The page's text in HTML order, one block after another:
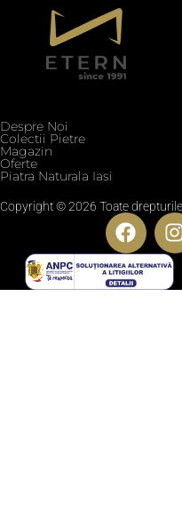
Termeni si conditii
Politica de confidentialitate
Despre Noi
Colectii Pietre
Magazin
Oferte
Piatra Naturala Iasi
Copyright © 2026 Toate